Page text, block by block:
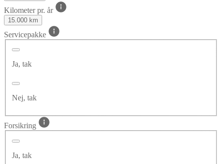
Kilometer pr. år
15.000 km
Servicepakke
Ja, tak
Nej, tak
Forsikring
Ja, tak